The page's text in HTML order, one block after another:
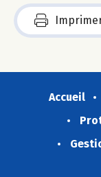
Accueil